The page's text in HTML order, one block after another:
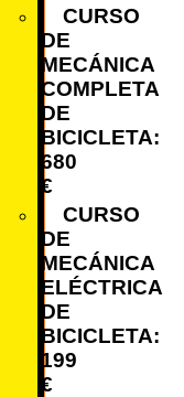
CURSO
DE
MECÁNICA
COMPLETA
DE
BICICLETA:
680
€
CURSO
DE
MECÁNICA
ELÉCTRICA
DE
BICICLETA:
199
€